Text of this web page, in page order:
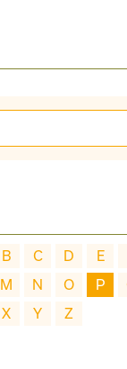
B C D E
M N O P
X Y Z